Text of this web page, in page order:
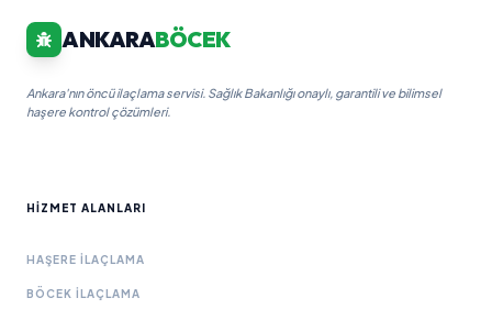
ANKARABÖCEK
Ankara'nın öncü ilaçlama servisi. Sağlık Bakanlığı onaylı, garantili ve bilimsel
haşere kontrol çözümleri.
HIZMET ALANLARI
HAŞERE İLAÇLAMA
BÖCEK İLAÇLAMA